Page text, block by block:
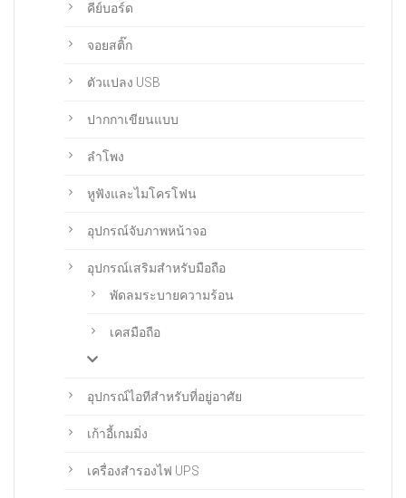
คีย์บอร์ด
จอยสติ๊ก
ตัวแปลง USB
ปากกาเขียนแบบ
ลำโพง
หูฟังและไมโครโฟน
อุปกรณ์จับภาพหน้าจอ
อุปกรณ์เสริมสำหรับมือถือ
พัดลมระบายความร้อน
เคสมือถือ
อุปกรณ์ไอทีสำหรับที่อยู่อาศัย
เก้าอี้เกมมิ่ง
เครื่องสำรองไฟ UPS